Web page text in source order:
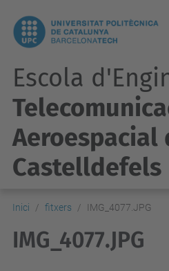
Escola
Aeroespacial
Castelldefels
Inici fitxers IMG_4077.JPG
IMG_4077.JPG